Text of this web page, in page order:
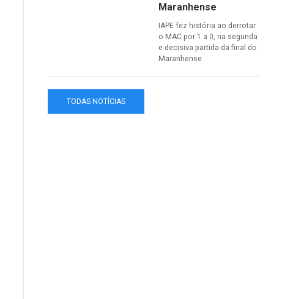
Maranhense
IAPE fez história ao derrotar
o MAC por 1 a 0, na segunda
e decisiva partida da final do
Maranhense
TODAS NOTÍCIAS